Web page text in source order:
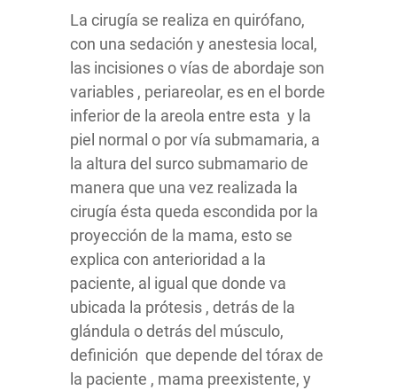
La cirugía se realiza en quirófano,
con una sedación y anestesia local,
las incisiones o vías de abordaje son
variables , periareolar, es en el borde
inferior de la areola entre esta y la
piel normal o por vía submamaria, a
la altura del surco submamario de
manera que una vez realizada la
cirugía ésta queda escondida por la
proyección de la mama, esto se
explica con anterioridad a la
paciente, al igual que donde va
ubicada la prótesis , detrás de la
glándula o detrás del músculo,
definición que depende del tórax de
la paciente , mama preexistente, y